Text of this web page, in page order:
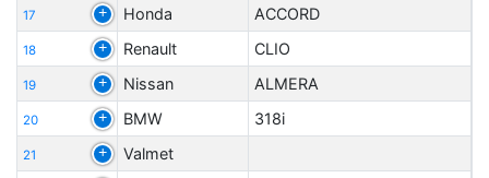
17 Honda ACCORD
18 Renault CLIO
19 Nissan ALMERA
20 BMW 318i
21 Valmet